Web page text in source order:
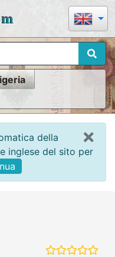
della
inglese del sito per